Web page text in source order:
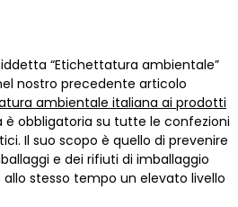
“Etichettatura ambientale”
nostro precedente articolo
ambientale italiana ai prodotti
è obbligatoria su tutte le confezioni
Il suo scopo è quello di prevenire
e dei rifiuti di imballaggio
stesso tempo un elevato livello